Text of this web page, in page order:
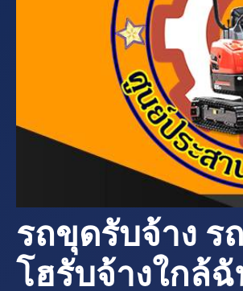
รถขุดรับจ้าง ร
โฮรับจ้างใกล้